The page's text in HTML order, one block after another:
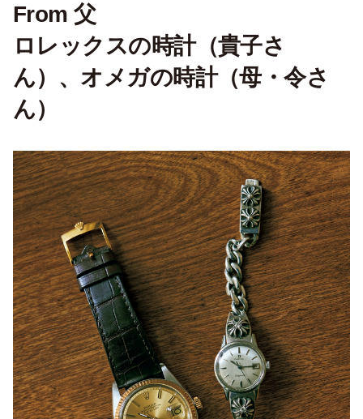
From 父
ロレックスの時計（貴子さ
ん）、オメガの時計（母・令さ
ん）